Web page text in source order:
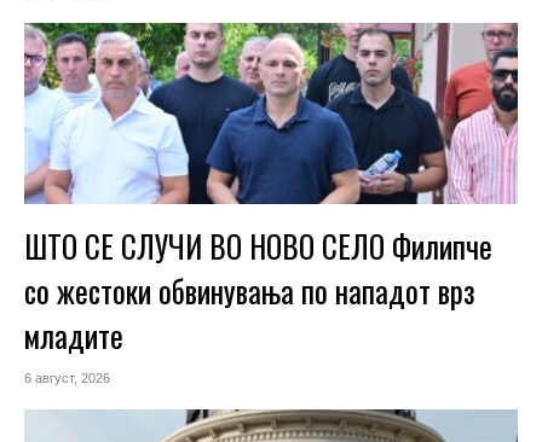
ШТО СЕ СЛУЧИ ВО НОВО СЕЛО Филипче
со жестоки обвинувања по нападот врз
младите
6 август, 2026